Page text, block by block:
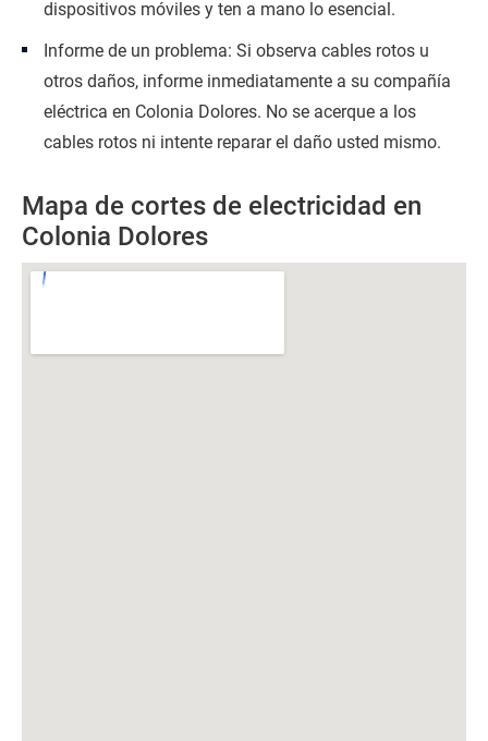
dispositivos móviles y ten a mano lo esencial.
Informe de un problema: Si observa cables rotos u
otros daños, informe inmediatamente a su compañía
eléctrica en Colonia Dolores. No se acerque a los
cables rotos ni intente reparar el daño usted mismo.
Mapa de cortes de electricidad en
Colonia Dolores